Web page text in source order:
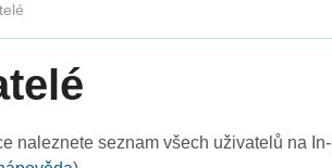
naleznete seznam všech uživatelů na